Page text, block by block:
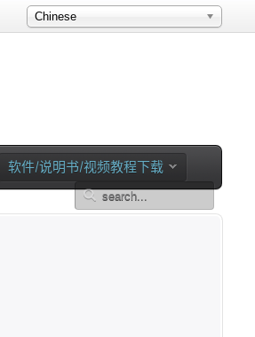
Chinese
软件/说明书/视频教程下载